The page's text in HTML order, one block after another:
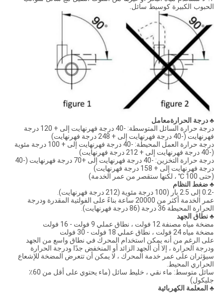
الحبوب الكبيرة كوسيط سائل.
♣ درجة الحرارةمعامل
درجة حرارة السائل المتوسطة: -40 درجة فهرنهايت إلى + 120 درجة
فهرنهايت (-40 درجة فهرنهايت إلى + 248 درجة فهرنهايت)
درجة حرارة العمل المحيطة: -40 درجة فهرنهايت إلى + 100 درجة مئوية
(-40 درجة فهرنهايت إلى + 212 درجة فهرنهايت)
درجة حرارة التخزين: -40 درجة فهرنهايت إلى +70 درجة فهرنهايت (-40
درجة فهرنهايت إلى + 158 درجة فهرنهايت)
(حتى 100 ℃ ، لكنها ستقصر من عمر الخدمة)
♣ ضغط النظام
-0.2 إلى 2.5 بار (100 درجة مئوية (212 درجة فهرنهايت).
عمر الخدمة أكثر من 20000 ساعة بناءً على الفولتية المقدرة ودرجة
الحرارة المحيطة 36 درجة (86 درجة فهرنهايت).
♣ نطاق الجهد
مضخة مياه مصنفة 12 فولت ، نطاق عملي 9 فولت - 16 فولت
مضخة مياه 24 فولت ، نطاق عملي 18 فولت - 30 فولت
على الرغم من أنه يمكن استخدام المحرك في نطاق واسع من الجهد
ودرجة الحرارة ، إلا أن الجهد الزائد أو المنخفض جدًا ودرجة الحرارة
سيؤثران على عمر خدمة المحرك ، لا يمكن أن تتعرض المضخة للإشعاع
الحراري المحيط.
سائل متوسط: ماء نقي ، خليط سائل (ماء يحتوي على أقل من 60٪
جليكول)
♣ المعلمة الكهربائية